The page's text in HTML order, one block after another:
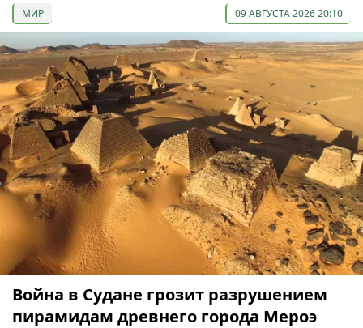
МИР 09 АВГУСТА 2026 20:10
Война в Судане грозит разрушением
пирамидам древнего города Мероэ